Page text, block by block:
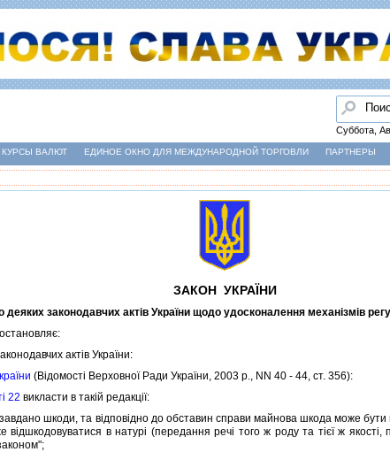
Найти
Суббота,
КУРСЫ ВАЛЮТ ЕДИНОЕ ОКНО ДЛЯ МЕЖДУНАРОДНОЙ ТОРГОВЛИ ПАРТНЕРЫ
ЗАКОН УКРАЇНИ
деяких законодавчих актiв України щодо удосконалення механiзмiв
актiв України:
(Вiдомостi Верховної Ради України, 2003 р., NN 40 - 44, ст. 356):
22 викласти в такiй редакцiї:
шкоди, та вiдповiдно до обставин справи майнова шкода може
вiдшкодовуватися в натурi (передання речi того ж роду та тiєї ж якостi,